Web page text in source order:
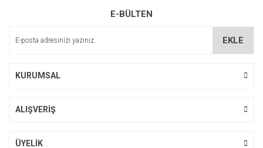
E-BÜLTEN
EKLE
KURUMSAL
ALIŞVERİŞ
ÜYELİK